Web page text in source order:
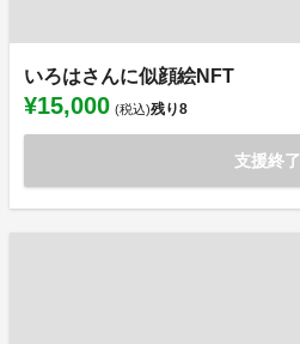
いろはさんに似顔絵NFT
¥15,000 (税込)残り8
支援終了